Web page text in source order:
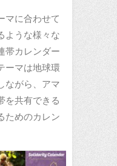
マに合わせて
ような様々な
帯カレンダー
ーマは地球環
ながら、アマ
を共有できる
ためのカレン